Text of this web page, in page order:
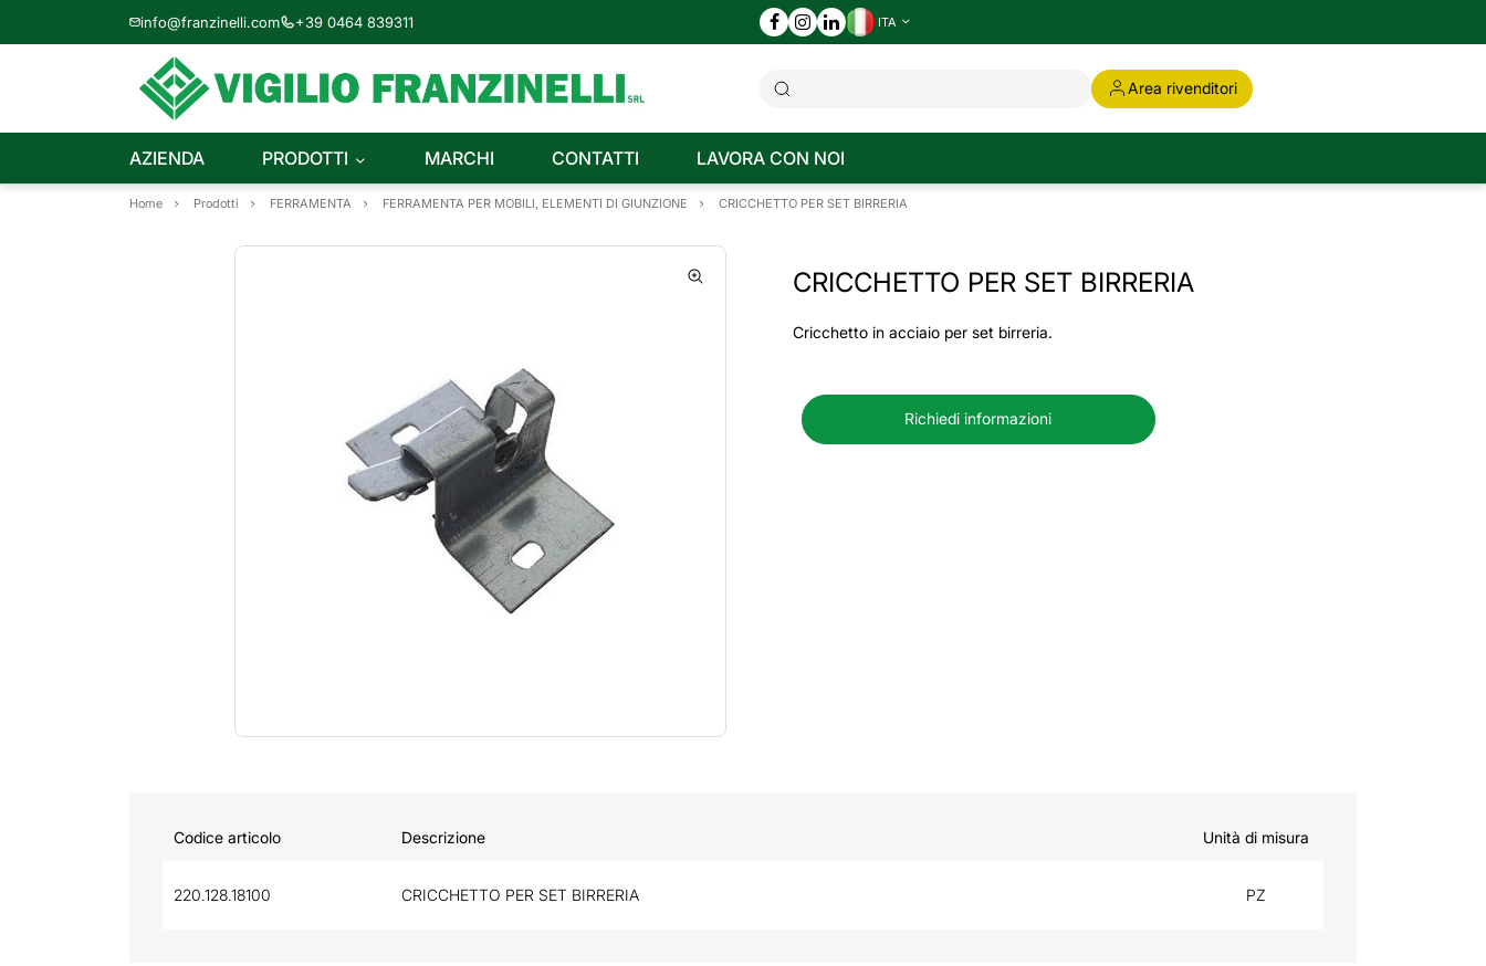
info@franzinelli.com +39 0464 839311 ITA
Area rivenditori
AZIENDA PRODOTTI MARCHI CONTATTI LAVORA CON NOI
Home Prodotti FERRAMENTA FERRAMENTA PER MOBILI, ELEMENTI DI GIUNZIONE CRICCHETTO PER SET BIRRERIA
CRICCHETTO PER SET BIRRERIA
Cricchetto in acciaio per set birreria.
Richiedi informazioni
Codice articolo Descrizione Unità di misura
220.128.18100 CRICCHETTO PER SET BIRRERIA PZ